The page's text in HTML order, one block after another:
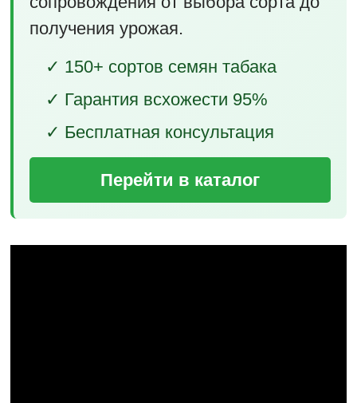
получения урожая.
✓ 150+ сортов семян табака
✓ Гарантия всхожести 95%
✓ Бесплатная консультация
Перейти в каталог